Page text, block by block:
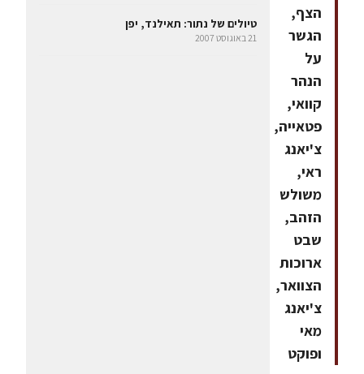
הצף,
הגשר
על
הנהר
קוואי,
פטאייה,
צ'יאנג
ראי,
משולש
הזהב,
שבט
ארוכות
הצוואר,
צ'יאנג
מאי
ופוקט
טיולים של נתור: תאילנד, יפן
21 באוגוסט 2007